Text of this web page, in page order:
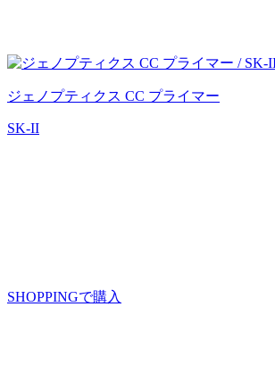
ジェノプティクス CC プライマー
SK-II
SHOPPINGで購入